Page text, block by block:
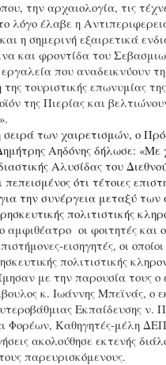
την αρχαιολογία, τις
λόγο έλαβε η
η σημερινή εξαιρετικά
και φροντίδα του
εργαλεία που αναδεικνύουν
της τουριστικής επωνυμίας
της Πιερίας και
των χαιρετισμών, ο
Αηδόνης δήλωσε: «Με
Αλυσίδας του
ότι τέτοιες
την συνέργεια μεταξύ
πολιτιστικής
οι φοιτητές και
εισηγητές, οι
πολιτιστικής
με την παρουσία τους
κ. Ιωάννης Μπεϊνάς,
Εκπαίδευσης
Φορέων, Καθηγητές-μέλη ΔΕΠ
ακολούθησε εκτενής
παρευρισκόμενους.